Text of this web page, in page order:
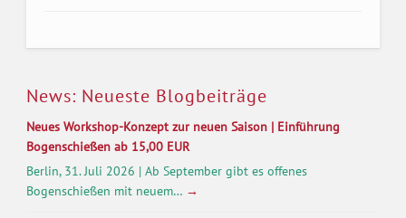
News: Neueste Blogbeiträge
Neues Workshop-Konzept zur neuen Saison | Einführung
Bogenschießen ab 15,00 EUR
Berlin, 31. Juli 2026 | Ab September gibt es offenes
Bogenschießen mit neuem… →